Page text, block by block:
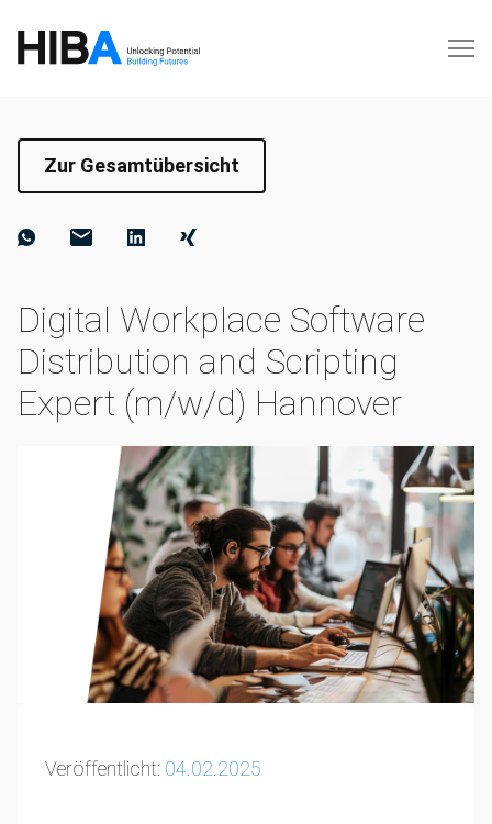
Zur Gesamtübersicht
Digital Workplace Software
Distribution and Scripting
Expert (m/w/d) Hannover
Veröffentlicht: 04.02.2025